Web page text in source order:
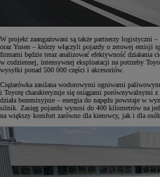
W projekt zaangażowani są także partnerzy logistyczni
oraz Yusen – którzy włączyli pojazdy o zerowej emisji
firmami będzie teraz analizować efektywność
w codziennej, intensywnej eksploatacji na potrzeby
wysyłki ponad 500 000 części i akcesoriów.
Ciężarówka zasilana wodorowymi ogniwami
i Toyotę charakteryzuje się osiągami porównywalnymi
działa bezemisyjnie – energia do napędu powstaje w
silnik. Zasięg pojazdu wynosi do 400 kilometrów na
na większy komfort zarówno dla kierowcy, jak i dla osób